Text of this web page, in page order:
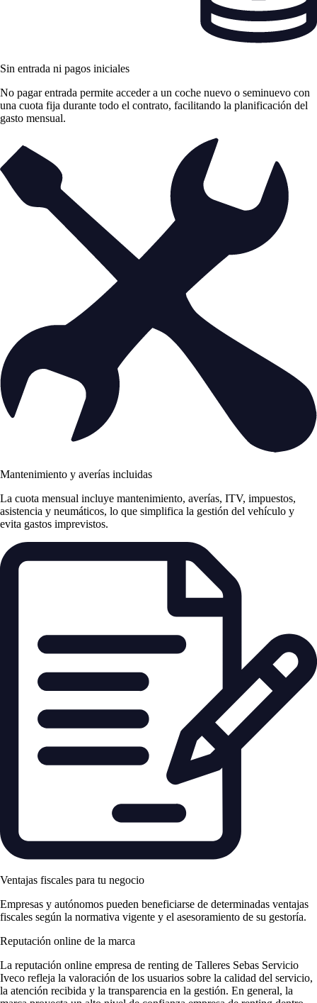
Sin entrada ni pagos iniciales
No pagar entrada permite acceder a un coche nuevo o seminuevo con
una cuota fija durante todo el contrato, facilitando la planificación del
gasto mensual.
Mantenimiento y averías incluidas
La cuota mensual incluye mantenimiento, averías, ITV, impuestos,
asistencia y neumáticos, lo que simplifica la gestión del vehículo y
evita gastos imprevistos.
Ventajas fiscales para tu negocio
Empresas y autónomos pueden beneficiarse de determinadas ventajas
fiscales según la normativa vigente y el asesoramiento de su gestoría.
Reputación online de la marca
La reputación online empresa de renting de Talleres Sebas Servicio
Iveco refleja la valoración de los usuarios sobre la calidad del servicio,
la atención recibida y la transparencia en la gestión. En general, la